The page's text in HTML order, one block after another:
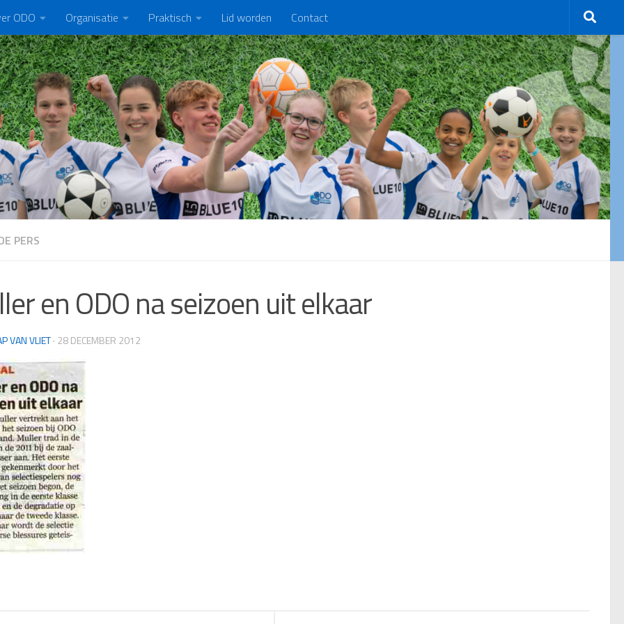
ODO Organisatie Praktisch Lid worden Contact
PERS
en ODO na seizoen uit elkaar
VAN VLIET· 28 DECEMBER 2012